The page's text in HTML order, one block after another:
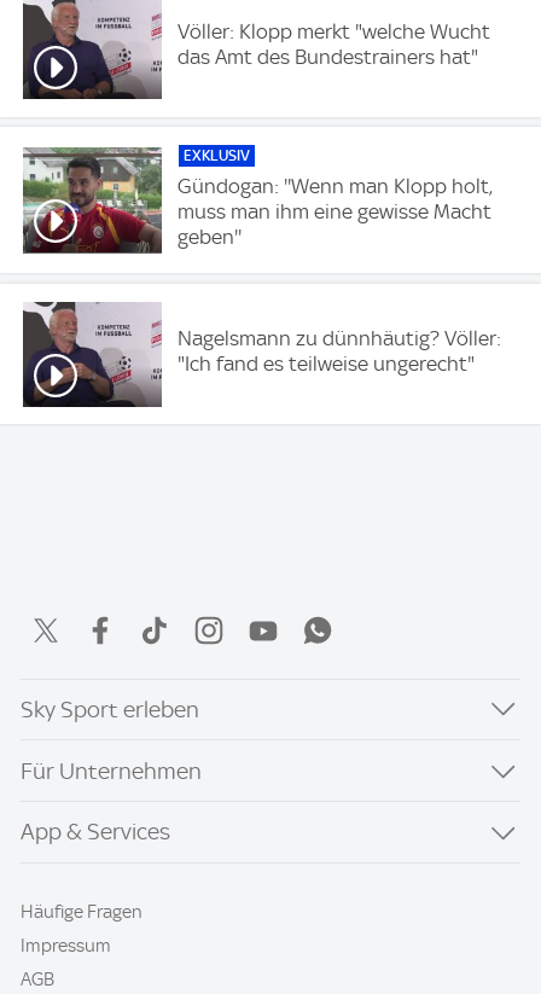
Völler: Klopp merkt "welche Wucht
das Amt des Bundestrainers hat"
EXKLUSIV
Gündogan: ''Wenn man Klopp holt,
muss man ihm eine gewisse Macht
geben''
Nagelsmann zu dünnhäutig? Völler:
"Ich fand es teilweise ungerecht"
Sky Sport erleben
Für Unternehmen
App & Services
Häufige Fragen
Impressum
AGB